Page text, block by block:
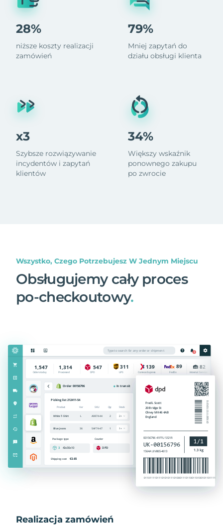
28%
niższe koszty realizacji
zamówień
x3
Szybsze rozwiązywanie
incydentów i zapytań
klientów
79%
Mniej zapytań do
działu obsługi klienta
34%
Większy wskaźnik
ponownego zakupu
po zwrocie
Wszystko, Czego Potrzebujesz W Jednym Miejscu
Obsługujemy cały proces
po-checkoutowy.
Realizacja zamówień